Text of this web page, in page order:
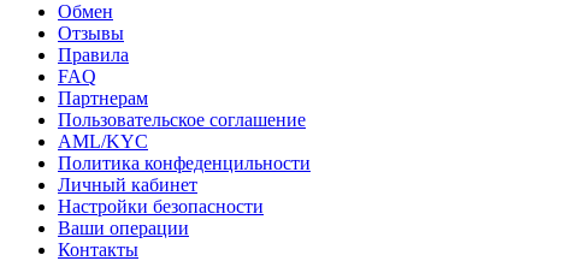
Обмен
Отзывы
Правила
FAQ
Партнерам
Пользовательское соглашение
AML/KYC
Политика конфеденцильности
Личный кабинет
Настройки безопасности
Ваши операции
Контакты